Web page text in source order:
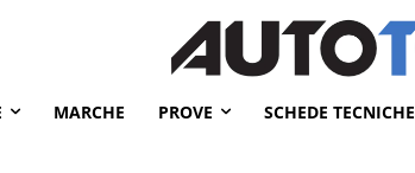
MARCHE PROVE SCHEDE TECNICHE